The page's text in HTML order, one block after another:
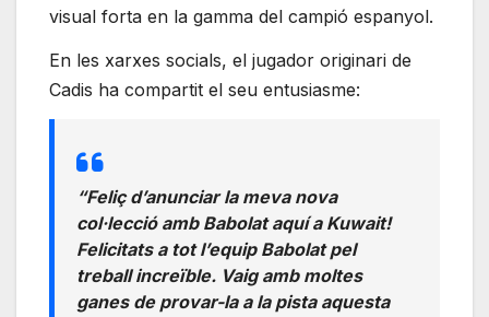
visual forta en la gamma del campió espanyol.
En les xarxes socials, el jugador originari de
Cadis ha compartit el seu entusiasme:
“Feliç d’anunciar la meva nova
col·lecció amb Babolat aquí a Kuwait!
Felicitats a tot l’equip Babolat pel
treball increïble. Vaig amb moltes
ganes de provar-la a la pista aquesta